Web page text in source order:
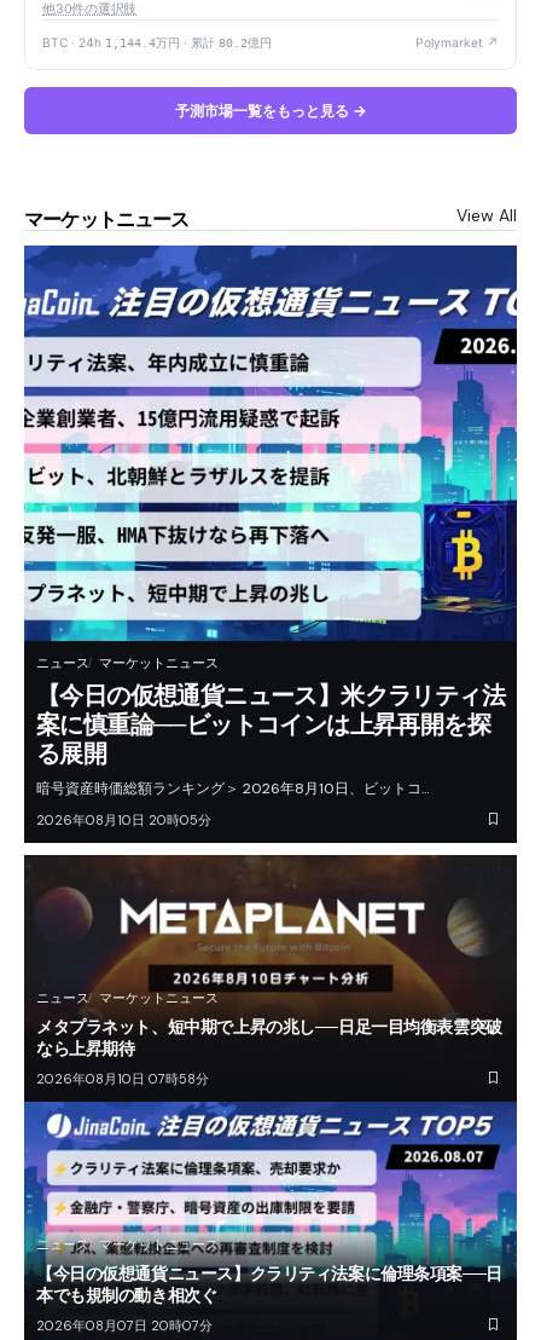
他30件の選択肢
BTC · 24h 1,144.4万円 · 累計 80.2億円 Polymarket ↗
予測市場一覧をもっと見る →
マーケットニュース View All
ニュース マーケットニュース
【今日の仮想通貨ニュース】米クラリティ法
案に慎重論──ビットコインは上昇再開を探
る展開
暗号資産時価総額ランキング＞ 2026年8月10日、ビットコ…
2026年08月10日 20時05分
ニュース マーケットニュース
メタプラネット、短中期で上昇の兆し──日足一目均衡表雲突破
なら上昇期待
2026年08月10日 07時58分
ニュース マーケットニュース
【今日の仮想通貨ニュース】クラリティ法案に倫理条項案──日
本でも規制の動き相次ぐ
2026年08月07日 20時07分